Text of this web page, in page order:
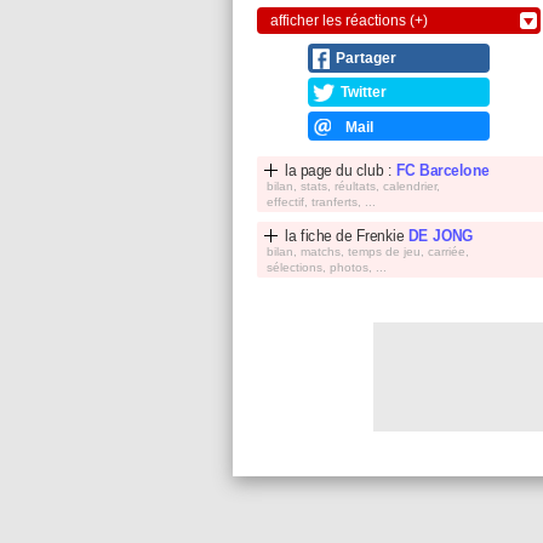
afficher les réactions (+)
Partager
Twitter
Mail
la page du club : FC Barcelone
bilan, stats, réultats, calendrier,
effectif, tranferts, ...
la fiche de Frenkie DE JONG
bilan, matchs, temps de jeu, carriée,
sélections, photos, ...